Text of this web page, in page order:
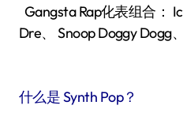
Gangsta Rap化表组合：
Dre、 Snoop Doggy Dogg
什么是 Synth Pop？